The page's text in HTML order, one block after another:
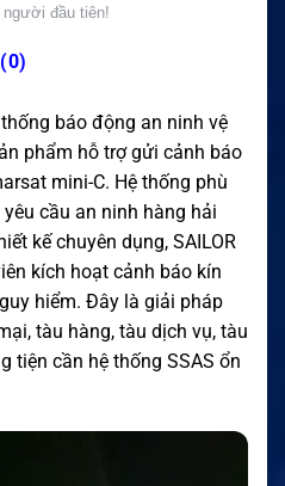
đầu tiên!
báo động an ninh vệ
phẩm hỗ trợ gửi cảnh báo
mini-C. Hệ thống phù
cầu an ninh hàng hải
kế chuyên dụng, SAILOR
kích hoạt cảnh báo kín
hiểm. Đây là giải pháp
tàu hàng, tàu dịch vụ, tàu
tiện cần hệ thống SSAS ổn